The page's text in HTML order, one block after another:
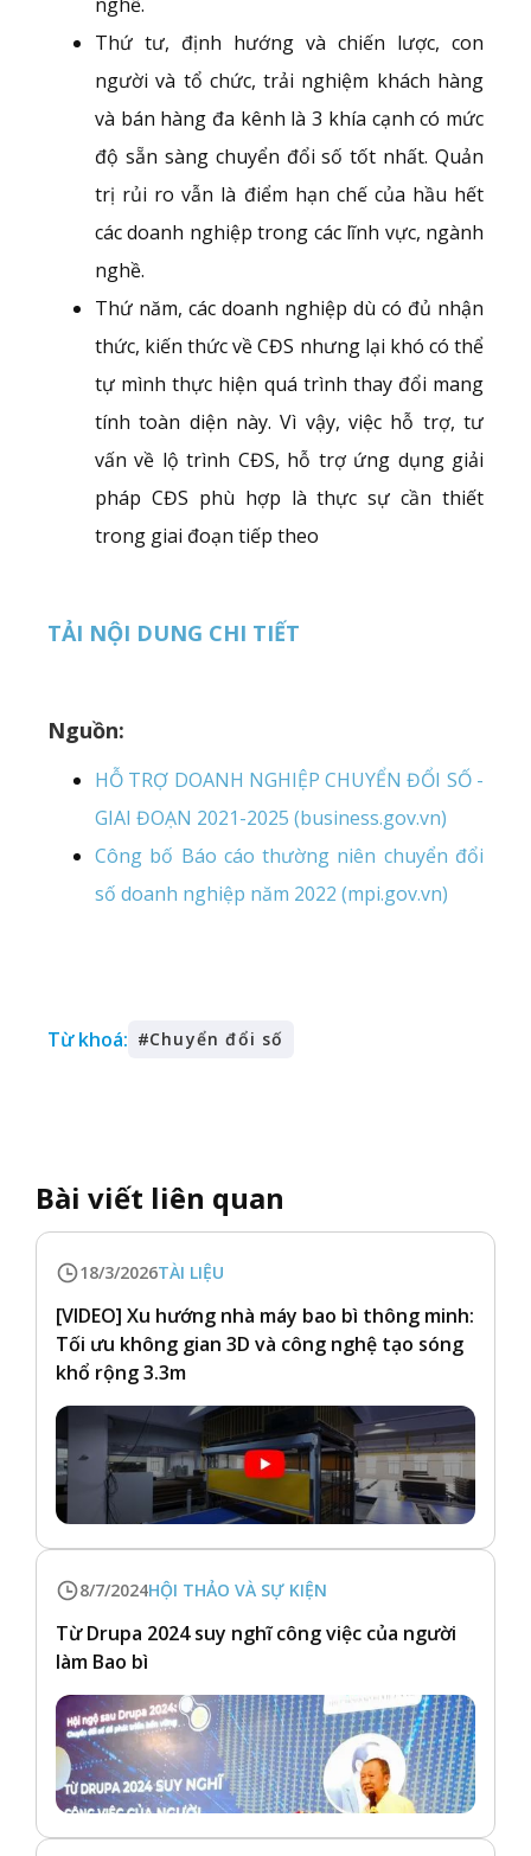
Thứ tư, định hướng và chiến lược, con
người và tổ chức, trải nghiệm khách hàng
và bán hàng đa kênh là 3 khía cạnh có mức
độ sẵn sàng chuyển đổi số tốt nhất. Quản
trị rủi ro vẫn là điểm hạn chế của hầu hết
các doanh nghiệp trong các lĩnh vực, ngành
nghề.
Thứ năm, các doanh nghiệp dù có đủ nhận
thức, kiến thức về CĐS nhưng lại khó có thể
tự mình thực hiện quá trình thay đổi mang
tính toàn diện này. Vì vậy, việc hỗ trợ, tư
vấn về lộ trình CĐS, hỗ trợ ứng dụng giải
pháp CĐS phù hợp là thực sự cần thiết
trong giai đoạn tiếp theo
TẢI NỘI DUNG CHI TIẾT
Nguồn:
HỖ TRỢ DOANH NGHIỆP CHUYỂN ĐỔI SỐ -
GIAI ĐOẠN 2021-2025 (business.gov.vn)
Công bố Báo cáo thường niên chuyển đổi
số doanh nghiệp năm 2022 (mpi.gov.vn)
Từ khoá: #Chuyển đổi số
Bài viết liên quan
18/3/2026TÀI LIỆU
[VIDEO] Xu hướng nhà máy bao bì thông minh:
Tối ưu không gian 3D và công nghệ tạo sóng
khổ rộng 3.3m
8/7/2024HỘI THẢO VÀ SỰ KIỆN
Từ Drupa 2024 suy nghĩ công việc của người
làm Bao bì